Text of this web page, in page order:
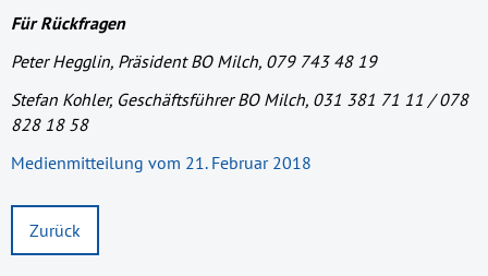
Für Rückfragen
Peter Hegglin, Präsident BO Milch, 079 743 48 19
Stefan Kohler, Geschäftsführer BO Milch, 031 381 71 11 / 078
828 18 58
Medienmitteilung vom 21. Februar 2018
Zurück